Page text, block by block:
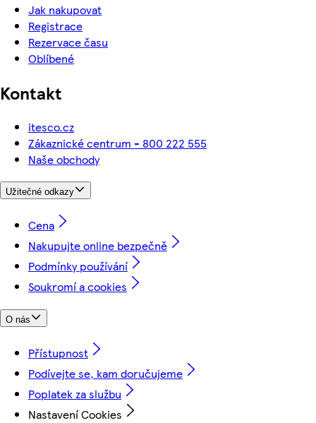
Jak nakupovat
Registrace
Rezervace času
Oblíbené
Kontakt
itesco.cz
Zákaznické centrum - 800 222 555
Naše obchody
Užitečné odkazy
Cena
Nakupujte online bezpečně
Podmínky používání
Soukromí a cookies
O nás
Přístupnost
Podívejte se, kam doručujeme
Poplatek za službu
Nastavení Cookies